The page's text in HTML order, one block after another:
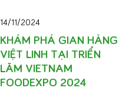
14/11/2024
KHÁM PHÁ GIAN HÀNG
VIỆT LINH TẠI TRIỂN
LÃM VIETNAM
FOODEXPO 2024